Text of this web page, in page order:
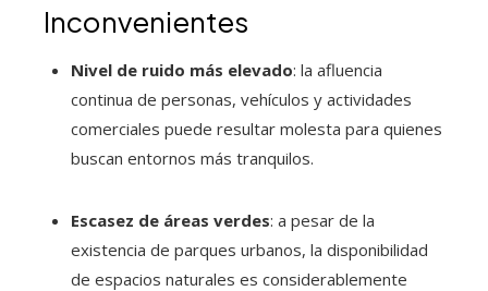
Inconvenientes
Nivel de ruido más elevado: la afluencia
continua de personas, vehículos y actividades
comerciales puede resultar molesta para quienes
buscan entornos más tranquilos.
Escasez de áreas verdes: a pesar de la
existencia de parques urbanos, la disponibilidad
de espacios naturales es considerablemente